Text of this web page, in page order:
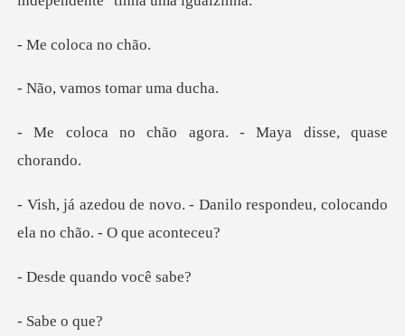
oloca
mos tomar
o agora. - Maya di
Danilo respondeu, colocando
e
quando v
be o